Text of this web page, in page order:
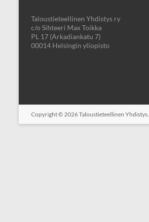
Taloustieteellinen Yhdistys ry
c/o Sihteeri Max Toikka
PL 17 (Arkadiankatu 7)
00014 Helsingin yliopisto
Copyright © 2026Taloustieteellinen Yhdistys.